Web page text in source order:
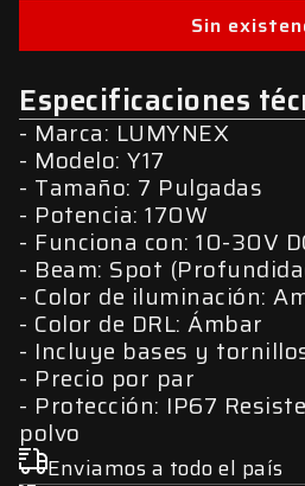
Sin
Especificaciones
Marca: LUMYNEX
Modelo: Y17
Tamaño: 7 Pulgadas
Potencia: 170W
Funciona con: 10-30V
Beam: Spot
Color de iluminación:
Color de DRL: Ámbar
Incluye bases y
Precio por par
Protección: IP67
polvo
Enviamos a todo el país